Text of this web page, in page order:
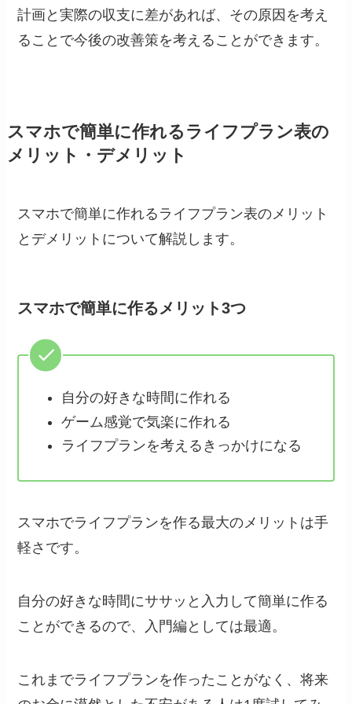
計画と実際の収支に差があれば、その原因を考え
ることで今後の改善策を考えることができます。
スマホで簡単に作れるライフプラン表の
メリット・デメリット
スマホで簡単に作れるライフプラン表のメリット
とデメリットについて解説します。
スマホで簡単に作るメリット3つ
自分の好きな時間に作れる
ゲーム感覚で気楽に作れる
ライフプランを考えるきっかけになる
スマホでライフプランを作る最大のメリットは手
軽さです。
自分の好きな時間にササッと入力して簡単に作る
ことができるので、入門編としては最適。
これまでライフプランを作ったことがなく、将来